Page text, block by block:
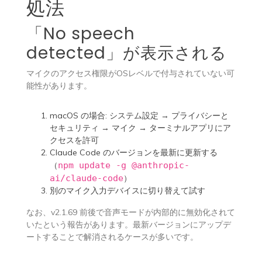
処法
「No speech
detected」が表示される
マイクのアクセス権限がOSレベルで付与されていない可
能性があります。
macOS の場合: システム設定 → プライバシーと
セキュリティ → マイク → ターミナルアプリにア
クセスを許可
Claude Code のバージョンを最新に更新する
（npm update -g @anthropic-
ai/claude-code）
別のマイク入力デバイスに切り替えて試す
なお、v2.1.69 前後で音声モードが内部的に無効化されて
いたという報告があります。最新バージョンにアップデ
ートすることで解消されるケースが多いです。